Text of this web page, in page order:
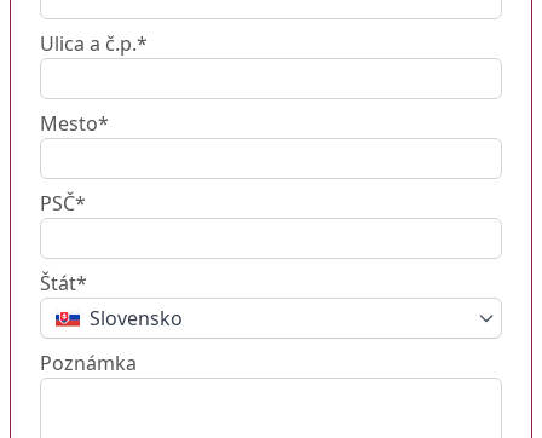
Ulica a č.p.*
Mesto*
PSČ*
Štát*
Slovensko
Poznámka